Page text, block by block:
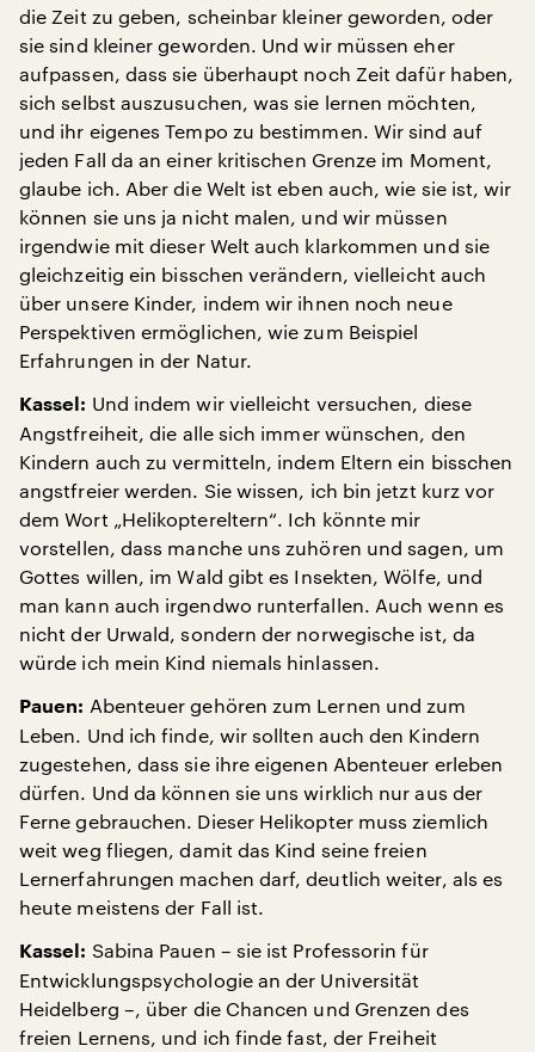
die Zeit zu geben, scheinbar kleiner geworden, oder
sie sind kleiner geworden. Und wir müssen eher
aufpassen, dass sie überhaupt noch Zeit dafür haben,
sich selbst auszusuchen, was sie lernen möchten,
und ihr eigenes Tempo zu bestimmen. Wir sind auf
jeden Fall da an einer kritischen Grenze im Moment,
glaube ich. Aber die Welt ist eben auch, wie sie ist, wir
können sie uns ja nicht malen, und wir müssen
irgendwie mit dieser Welt auch klarkommen und sie
gleichzeitig ein bisschen verändern, vielleicht auch
über unsere Kinder, indem wir ihnen noch neue
Perspektiven ermöglichen, wie zum Beispiel
Erfahrungen in der Natur.
Kassel: Und indem wir vielleicht versuchen, diese
Angstfreiheit, die alle sich immer wünschen, den
Kindern auch zu vermitteln, indem Eltern ein bisschen
angstfreier werden. Sie wissen, ich bin jetzt kurz vor
dem Wort „Helikoptereltern“. Ich könnte mir
vorstellen, dass manche uns zuhören und sagen, um
Gottes willen, im Wald gibt es Insekten, Wölfe, und
man kann auch irgendwo runterfallen. Auch wenn es
nicht der Urwald, sondern der norwegische ist, da
würde ich mein Kind niemals hinlassen.
Pauen: Abenteuer gehören zum Lernen und zum
Leben. Und ich finde, wir sollten auch den Kindern
zugestehen, dass sie ihre eigenen Abenteuer erleben
dürfen. Und da können sie uns wirklich nur aus der
Ferne gebrauchen. Dieser Helikopter muss ziemlich
weit weg fliegen, damit das Kind seine freien
Lernerfahrungen machen darf, deutlich weiter, als es
heute meistens der Fall ist.
Kassel: Sabina Pauen – sie ist Professorin für
Entwicklungspsychologie an der Universität
Heidelberg –, über die Chancen und Grenzen des
freien Lernens, und ich finde fast, der Freiheit